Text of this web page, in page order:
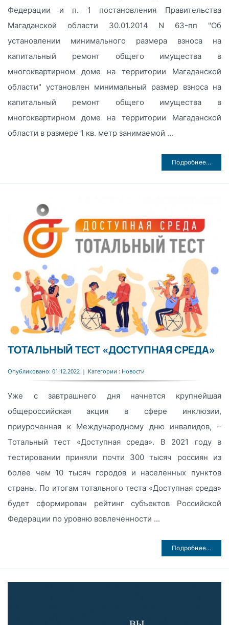
Федерации и п. 1 постановления Правительства
Магаданской области 30.01.2014 N 63-пп "Об
установлении минимального размера взноса на
капитальный ремонт общего имущества в
многоквартирном доме на территории Магаданской
области" установлен минимальный размер взноса на
капитальный ремонт общего имущества в
многоквартирном доме на территории Магаданской
области в размере 1 кв. метр занимаемой ...
Подробнее…
ТОТАЛЬНЫЙ ТЕСТ «ДОСТУПНАЯ СРЕДА»
Опубликовано: 01.12.2022 | Категории : Новости
Уже с завтрашнего дня начнется крупнейшая
общероссийская акция в сфере инклюзии,
приуроченная к Международному дню инвалидов, –
Тотальный тест «Доступная среда». В 2021 году в
тестировании приняли почти 300 тысяч россиян из
более чем 10 тысяч городов и населенных пунктов
страны. По итогам тотального теста «Доступная среда»
будет сформирован рейтинг субъектов Российской
Федерации по уровню вовлеченности ...
Подробнее…